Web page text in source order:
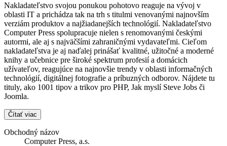
Nakladateľstvo svojou ponukou pohotovo reaguje na vývoj v
oblasti IT a prichádza tak na trh s titulmi venovanými najnovším
verziám produktov a najžiadanejších technológií. Nakladateľstvo
Computer Press spolupracuje nielen s renomovanými českými
autormi, ale aj s najväčšími zahraničnými vydavateľmi. Cieľom
nakladateľstva je aj naďalej prinášať kvalitné, užitočné a moderné
knihy a učebnice pre široké spektrum profesií a domácich
užívateľov, reagujúce na najnovšie trendy v oblasti informačných
technológií, digitálnej fotografie a príbuzných odborov. Nájdete tu
tituly, ako 1001 tipov a trikov pro PHP, Jak myslí Steve Jobs či
Joomla.
Čítať viac
Obchodný názov
Computer Press, a.s.